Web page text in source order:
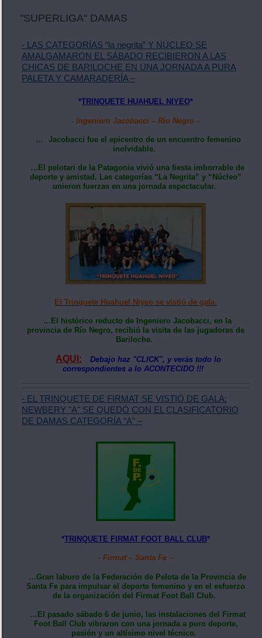
"SUPERLIGA" DAMAS
- LAS CATEGORÍAS “la negrita” Y NÚCLEO SE
AMALGAMARON EL SÁBADO RECIBIERON A LAS
CHICAS DE BARILOCHE EN UNA JORNADA A PURA
PALETA Y CAMARADERÍA –
*TRINQUETE HUAHUEL NIYEO*
- Ingeniero Jacobacci – Río Negro –
…
Jacobacci fue el epicentro de un encuentro femenino
inolvidable.
…El pelotari de la Patagonia vivió una fiesta imborrable de
deporte y amistad. Las categorías “La Negrita” y “Núcleo”
unieron fuerzas en una jornada espectacular.
El Trinquete Huahuel Niyeo se vistió de gala.
…El histórico reducto de Ingeniero Jacobacci, en la
provincia de Río Negro, recibió la visita de las jugadoras de
Bariloche.
AQUI:
Debajo haz "CLICK", y veràs todo lo
correspondientes a lo ACONTECIDO !!!
- EL TRINQUETE DE FIRMAT SE VISTIÓ DE GALA:
NEWBERY "A" SE QUEDÓ CON EL CLASIFICATORIO
DE DAMAS CATEGORÍA “A” –
*TRINQUETE FIRMAT FOOT BALL CLUB*
- Firmat – Santa Fe –
…Gran laburo de la Federación de Pelota de la Provincia de
Santa Fe para impulsar el deporte femenino y en el esfuerzo
de la organización del Firmat Foot Ball Club.
…El pasado sábado 6 de junio, las instalaciones del Firmat
Foot Ball Club vibraron con una jornada a puro deporte,
pasión y un altísimo nivel técnico.